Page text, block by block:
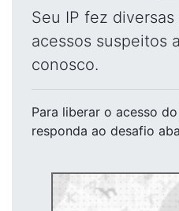
Seu IP fez
acessos suspeitos
conosco.
Para liberar o acesso
responda ao desafio